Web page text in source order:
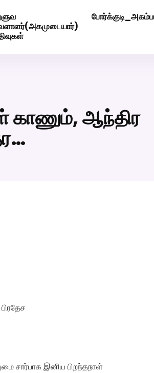
காணும், ஆந்திர
சார்பாகஇனிய பிறந்தநாள்
இலவச திருமண சேவை! வாட்ஸப் எண்: